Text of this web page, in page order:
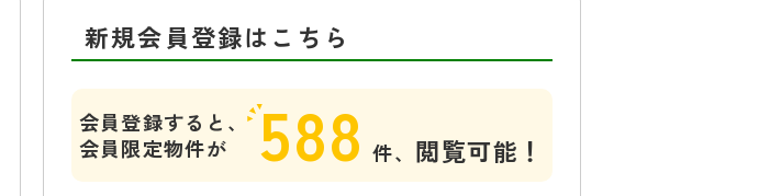
新規会員登録はこちら
会員登録すると、
会員限定物件が
588 件、 閲覧可能！